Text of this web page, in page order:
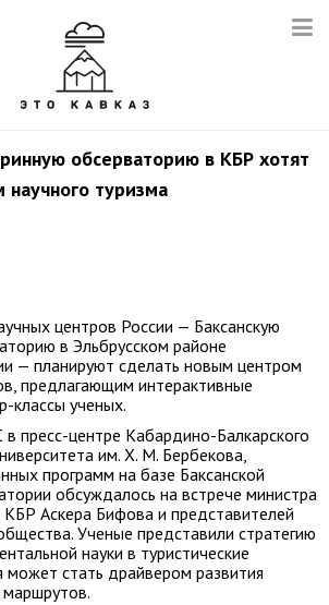
обсерваторию в КБР хотят
туризма
центров России — Баксанскую
в Эльбрусском районе
— планируют сделать новым центром
предлагающим интерактивные
классы ученых.
пресс-центре Кабардино-Балкарского
им. Х. М. Бербекова,
программ на базе Баксанской
обсуждалось на встрече министра
КБР Аскера Бифова и представителей
Ученые представили стратегию
науки в туристические
может стать драйвером развития